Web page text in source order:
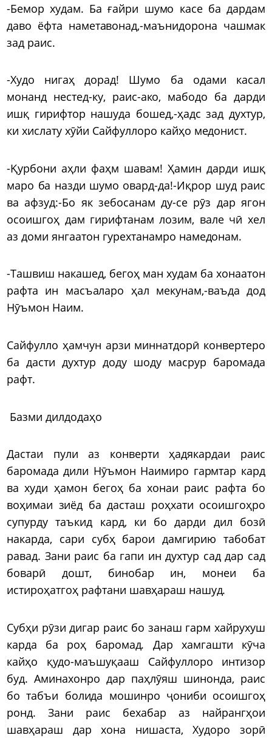
-Бемор худам. Ба ғайри шумо касе ба дардам
даво ёфта наметавонад,-маънидорона чашмак
зад раис.
-Худо нигаҳ дорад! Шумо ба одами касал
монанд нестед-ку, раис-ако, мабодо ба дарди
ишқ гирифтор нашуда бошед,-ҳадс зад духтур,
ки хислату хӯйи Сайфуллоро кайҳо медонист.
-Қурбони аҳли фаҳм шавам! Ҳамин дарди ишқ
маро ба назди шумо овард-да!-Иқрор шуд раис
ва афзуд:-Бо як зебосанам ду-се рӯз дар ягон
осоишгоҳ дам гирифтанам лозим, вале чӣ хел
аз доми янгаатон гурехтанамро намедонам.
-Ташвиш накашед, бегоҳ ман худам ба хонаатон
рафта ин масъаларо ҳал мекунам,-ваъда дод
Нӯъмон Наим.
Сайфулло ҳамчун арзи миннатдорӣ конвертеро
ба дасти духтур доду шоду масрур баромада
рафт.
Базми дилдодаҳо
Дастаи пули аз конверти ҳадякардаи раис
баромада дили Нӯъмон Наимиро гармтар кард
ва худи ҳамон бегоҳ ба хонаи раис рафта бо
воҳимаи зиёд ба дасташ роҳхати осоишгоҳро
супурду таъкид кард, ки бо дарди дил бозӣ
накарда, сари субҳ барои дамгирию табобат
равад. Зани раис ба гапи ин духтур сад дар сад
боварӣ дошт, бинобар ин, монеи ба
истироҳатгоҳ рафтани шавҳараш нашуд.
Субҳи рӯзи дигар раис бо занаш гарм хайрухуш
карда ба роҳ баромад. Дар хамгашти кӯча
кайҳо қудо-маъшуқааш Сайфуллоро интизор
буд. Аминахонро дар паҳлӯяш шинонда, раис
бо табъи болида мошинро ҷониби осоишгоҳ
ронд. Зани раис бехабар аз найрангҳои
шавҳараш дар хона нишаста, Худоро зорӣ